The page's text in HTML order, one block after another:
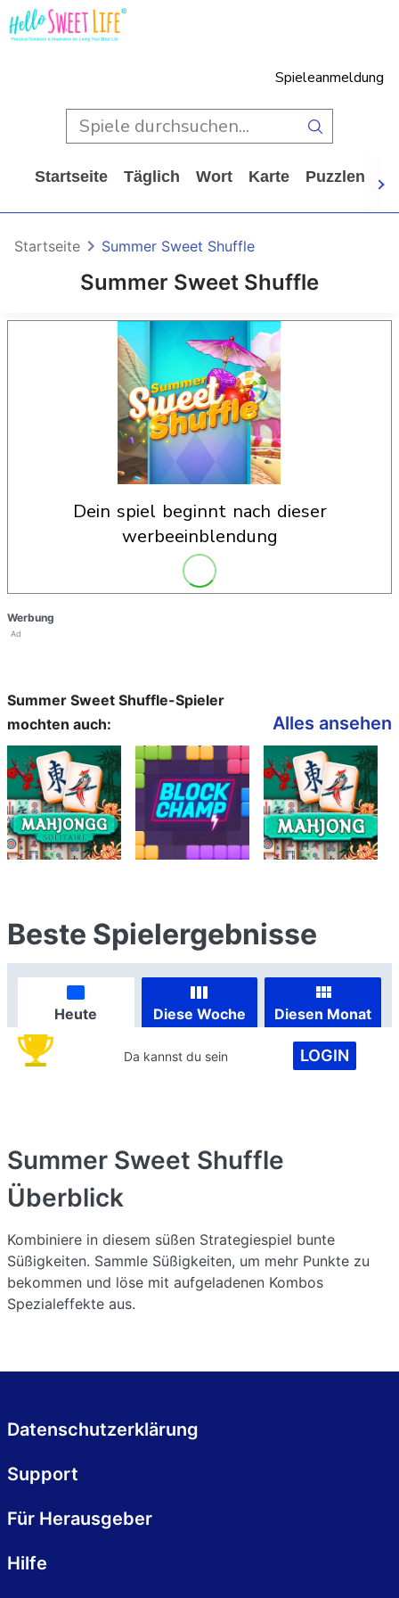
Spieleanmeldung
Startseite Täglich Wort Karte Puzzlen
Summer Sweet Shuffle
Startseite Summer Sweet Shuffle
dein spiel beginnt nach dieser
werbeeinblendung
Werbung
Ad
Summer Sweet Shuffle-Spieler
mochten auch:
Alles ansehen
Beste Spielergebnisse
Heute Diese Woche Diesen Monat
Da kannst du sein LOGIN
Summer Sweet Shuffle
Überblick
Kombiniere in diesem süßen Strategiespiel bunte
Süßigkeiten. Sammle Süßigkeiten, um mehr Punkte zu
bekommen und löse mit aufgeladenen Kombos
Spezialeffekte aus.
Datenschutzerklärung
Support
Für Herausgeber
Hilfe